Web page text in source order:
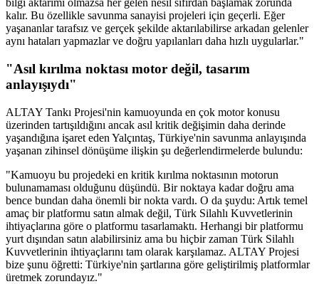
bilgi aktarımı olmazsa her gelen nesil sıfırdan başlamak zorunda
kalır. Bu özellikle savunma sanayisi projeleri için geçerli. Eğer
yaşananlar tarafsız ve gerçek şekilde aktarılabilirse arkadan gelenler
aynı hataları yapmazlar ve doğru yapılanları daha hızlı uygularlar."
"Asıl kırılma noktası motor değil, tasarım
anlayışıydı"
ALTAY Tankı Projesi'nin kamuoyunda en çok motor konusu
üzerinden tartışıldığını ancak asıl kritik değişimin daha derinde
yaşandığına işaret eden Yalçıntaş, Türkiye'nin savunma anlayışında
yaşanan zihinsel dönüşüme ilişkin şu değerlendirmelerde bulundu:
"Kamuoyu bu projedeki en kritik kırılma noktasının motorun
bulunamaması olduğunu düşündü. Bir noktaya kadar doğru ama
bence bundan daha önemli bir nokta vardı. O da şuydu: Artık temel
amaç bir platformu satın almak değil, Türk Silahlı Kuvvetlerinin
ihtiyaçlarına göre o platformu tasarlamaktı. Herhangi bir platformu
yurt dışından satın alabilirsiniz ama bu hiçbir zaman Türk Silahlı
Kuvvetlerinin ihtiyaçlarını tam olarak karşılamaz. ALTAY Projesi
bize şunu öğretti: Türkiye'nin şartlarına göre geliştirilmiş platformlar
üretmek zorundayız."